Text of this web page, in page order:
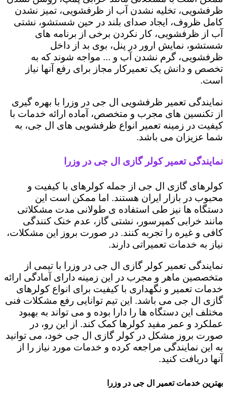
ظرفشویی، تخلیه نشدن آب از ظرفشویی، تمیز نشدن
کامل ظروف، ایجاد صدای بلند در حین شستشو، نشتی
آب از ظرفشویی، کار نکردن برخی از برنامه های
شستشو، نمایش ارور در پنل، بوی بد از داخل
ظرفشویی، گرم نشدن آب و ... مواجه شوند که به
تخصص و دانش یک تعمیرکار مجاز برای رفع آنها نیاز
است.
نمایندگی تعمیر ظرفشویی ال جی در وزرا با بهره گیری
از تکنسین های مجرب و متخصص، آماده ارائه خدمات با
کیفیت در زمینه تعمیر انواع ظرفشویی های ال جی، به
شما عزیزان می باشد.
نمایندگی تعمیر کولر گازی ال جی در وزرا
کولرهای گازی ال جی از جمله کولرهای با کیفیت و
محبوب در بازار ایران هستند. اما ممکن است این
دستگاه ها نیز طی استفاده ی طولانی مدت مشکلاتی
مانند خرابی کمپرسور، نشتی گاز، عدم خنک کنندگی
کافی و غیره را تجربه کنند. در صورت بروز این مشکلات،
نیاز به خدمات تعمیراتی دارند.
نمایندگی تعمیر کولر گازی ال جی در وزرا با تیمی از
متخصصین ماهر و مجرب در این زمینه دارای آمادگی ارائه
خدمات تعمیر و نگهداری با کیفیت برای انواع کولرهای
گازی ال جی می باشد. این تیم توانایی رفع مشکلات فنی
مختلف این دستگاه ها را دارا بوده و می تواند به بهبود
عملکرد و عمر مفید کولرها کمک کند. از این رو، در
صورت بروز مشکل در کولر گازی ال جی خود، می توانید
به این نمایندگی مراجعه کرده و خدمات مورد نیاز را از
آنها دریافت کنید.
بهترین خدمات تعمیر ال جی در وزرا